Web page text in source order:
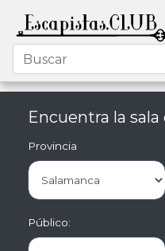
Encuentra la sala
Provincia
Público: